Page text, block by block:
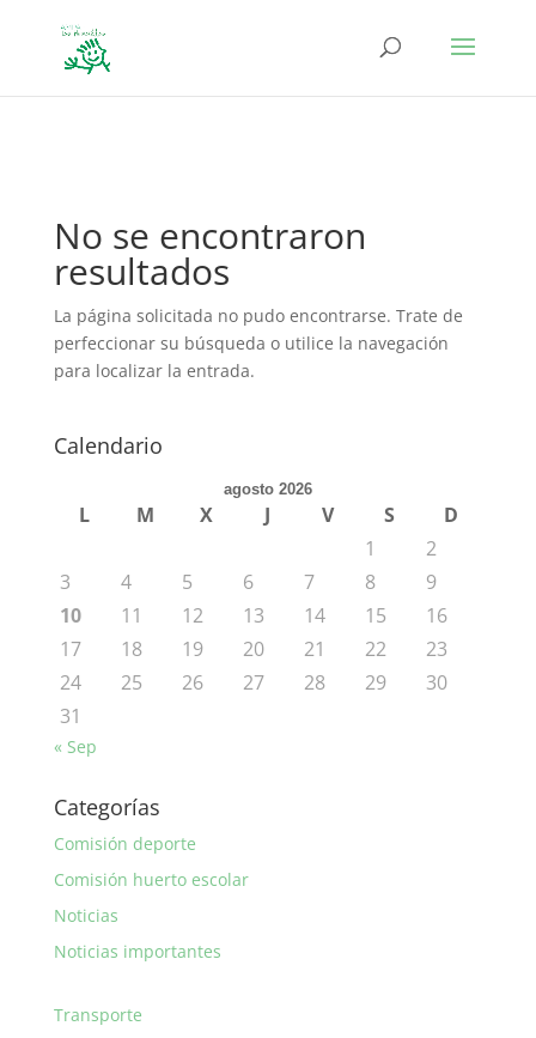
No se encontraron
resultados
La página solicitada no pudo encontrarse. Trate de
perfeccionar su búsqueda o utilice la navegación
para localizar la entrada.
Calendario
agosto 2026
L M X J V S
D
1
2
3
4 5 6 7 8
9
10
11 12 13 14 15
16
17
18 19 20 21 22
23
24
25 26 27 28 29
30
31
« Sep
Categorías
Comisión deporte
Comisión huerto escolar
Noticias
Noticias importantes
Transporte